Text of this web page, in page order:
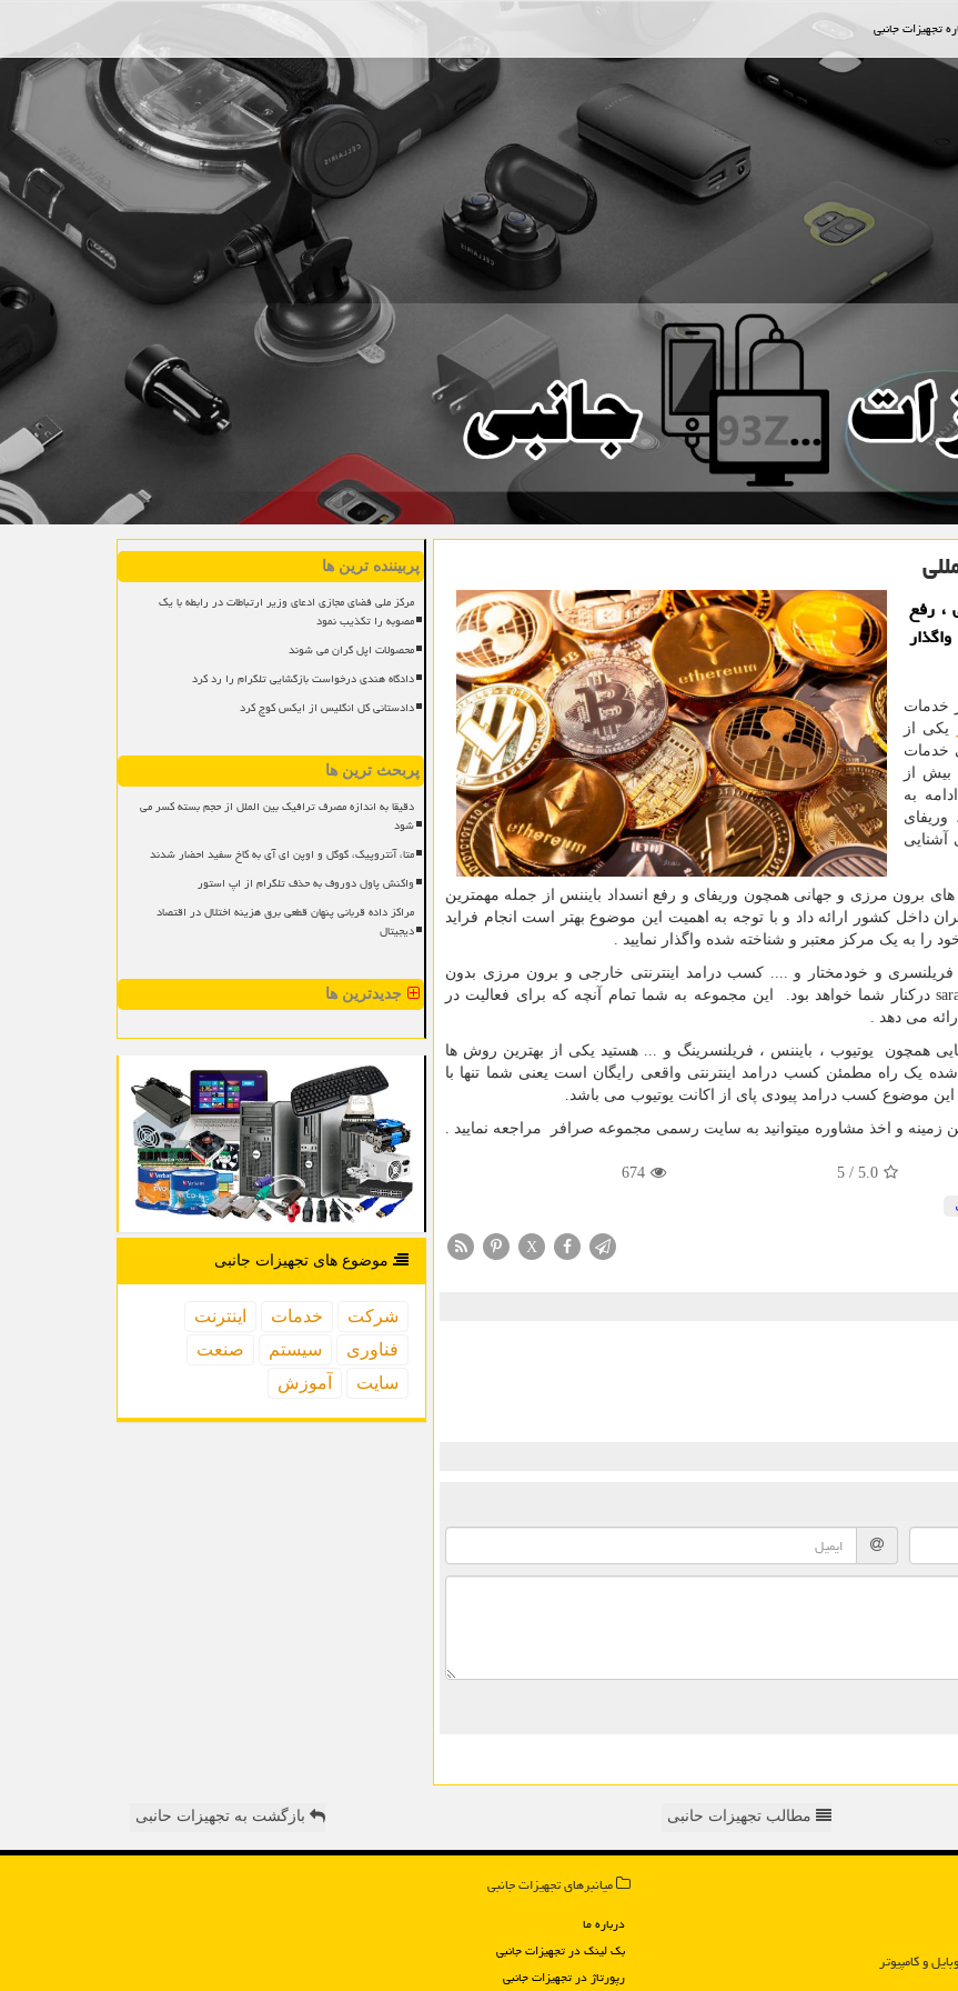
تجهیزات جانبی
، رفع
خدمات
یکی از
خدمات
از
به
وریفای
آشنایی
برون مرزی و جهانی همچون وریفای و رفع انسداد بایننس از جمله مهمترین
داخل کشور ارائه داد و با توجه به اهمیت این موضوع بهتر است انجام فراید
به یک مرکز معتبر و شناخته شده واگذار نمایید .
و خودمختار و .... کسب درامد اینترنتی خارجی و برون مرزی بدون
درکنار شما خواهد بود. این مجموعه به شما تمام آنچه که برای فعالیت در
می دهد .
همچون یوتیوب ، بایننس ، فریلنسرینگ و ... هستید یکی از بهترین روش ها
یک راه مطمئن کسب درامد اینترنتی واقعی رایگان است یعنی شما تنها با
موضوع کسب درامد پیودی پای از اکانت یوتیوب می باشد.
زمینه و اخذ مشاوره میتوانید به سایت رسمی مجموعه صرافر مراجعه نمایید .
5.0
/
5
674
X
پربیننده ترین ها
مرکز ملی فضای مجازی ادعای وزیر ارتباطات در رابطه با یک
مصوبه را تکذیب نمود
محصولات اپل گران می شوند
دادگاه هندی درخواست بازگشایی تلگرام را رد کرد
دادستانی کل انگلیس از ایکس کوچ کرد
پربحث ترین ها
دقیقا به اندازه مصرف ترافیک بین الملل از حجم بسته کسر می
شود
متا، آنتروپیک، گوگل و اوپن ای آی به کاخ سفید احضار شدند
واکنش پاول دوروف به حذف تلگرام از اپ استور
مراکز داده قربانی پنهان قطعی برق هزینه اختلال در اقتصاد
دیجیتال
جدیدترین ها
موضوع های تجهیزات جانبی
شركت خدمات
اینترنت
فناوری
سیستم
صنعت
سایت
آموزش
مطالب تجهیزات حانبی بازگشت به تجهیزات حانبی
و كامپیوتر
میانبرهای تجهیزات جانبی
درباره ما
بک لینک در تجهیزات جانبی
رپورتاژ در تجهیزات جانبی